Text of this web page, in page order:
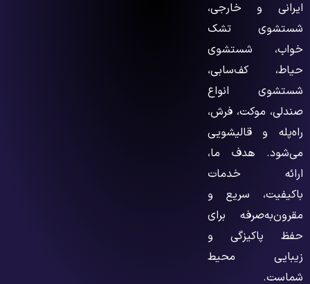
ایرانی و خارجی،
شستشوی تشک
خواب، شستشوی
حیاط، کف‌سابی،
شستشوی انواع
صندلی، موکت، فرش،
راه‌پله و قالیشویی
می‌شود. هدف ما،
ارائه خدمات
باکیفیت، سریع و
مقرون‌به‌صرفه برای
حفظ پاکیزگی و
زیبایی محیط
شماست.